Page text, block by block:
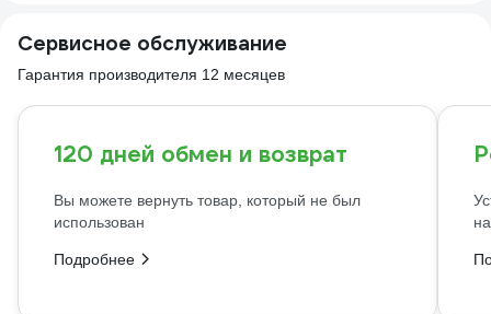
Сервисное обслуживание
Гарантия производителя 12 месяцев
120 дней обмен и возврат
Вы можете вернуть товар, который не был
использован
Подробнее